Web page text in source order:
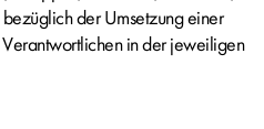
der Umsetzung einer
in der jeweiligen